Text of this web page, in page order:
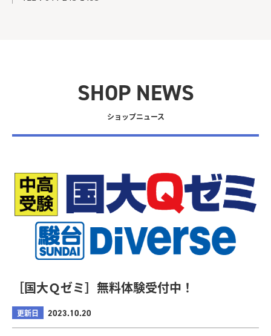
SHOP NEWS
ショップニュース
［国大Ｑゼミ］無料体験受付中！
更新日 2023.10.20